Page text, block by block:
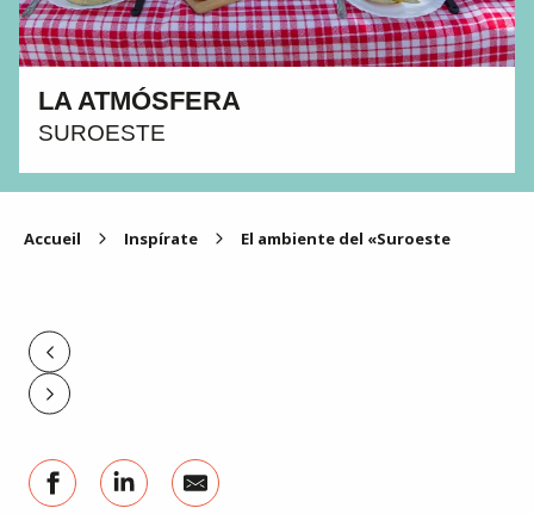
LA ATMÓSFERA
SUROESTE
Accueil Inspírate El ambiente del «Suroeste